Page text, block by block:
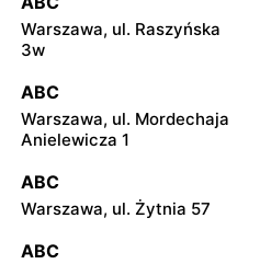
Warszawa, ul. Raszyńska
3w
ABC
Warszawa, ul. Mordechaja
Anielewicza 1
ABC
Warszawa, ul. Żytnia 57
ABC